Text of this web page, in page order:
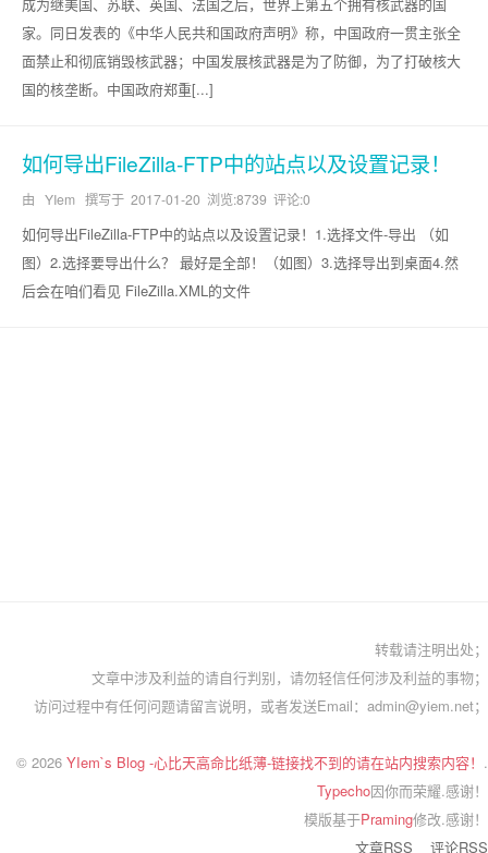
家。同日发表的《中华人民共和国政府声明》称，中国政府一贯主张全
面禁止和彻底销毁核武器；中国发展核武器是为了防御，为了打破核大
国的核垄断。中国政府郑重[...]
如何导出FileZilla-FTP中的站点以及设置记录！
由 YIem 撰写于 2017-01-20 浏览:8739 评论:0
如何导出FileZilla-FTP中的站点以及设置记录！1.选择文件-导出 （如
图）2.选择要导出什么？ 最好是全部！（如图）3.选择导出到桌面4.然
后会在咱们看见 FileZilla.XML的文件
转载请注明出处；
文章中涉及利益的请自行判别，请勿轻信任何涉及利益的事物；
访问过程中有任何问题请留言说明，或者发送Email：admin@yiem.net；
© 2026 YIem`s Blog -心比天高命比纸薄-链接找不到的请在站内搜索内容！ .
Typecho因你而荣耀.感谢！
模版基于Praming修改.感谢！
文章RSS
评论RSS